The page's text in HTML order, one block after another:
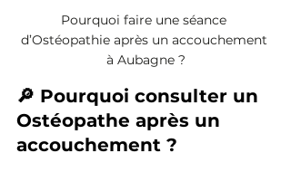
Pourquoi faire une séance
d’Ostéopathie après un accouchement
à Aubagne ?
🔎 Pourquoi consulter un
Ostéopathe après un
accouchement ?